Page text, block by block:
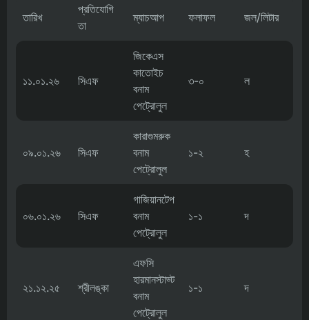
তারিখ
প্রতিযোগি
তা
ম্যাচআপ ফলাফল জল/লিটার
১১.০১.২৬ সিএফ
জিকেএস
কাতোইচ
বনাম
পেট্রোলুল
৩-০ ল
০৯.০১.২৬ সিএফ
কারাগুমরুক
বনাম
পেট্রোলুল
১-২ হ
০৬.০১.২৬ সিএফ
গাজিয়ানটেপ
বনাম
পেট্রোলুল
১-১ দ
২১.১২.২৫ শ্রীলঙ্কা
এফসি
হারমানস্টাড্ট
বনাম
পেট্রোলুল
১-১ দ